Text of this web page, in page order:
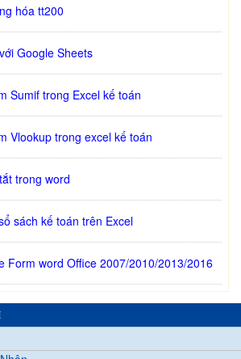
hóa tt200
Google Sheets
Sumif trong Excel kế toán
Vlookup trong excel kế toán
trong word
sách kế toán trên Excel
Form word Office 2007/2010/2013/2016